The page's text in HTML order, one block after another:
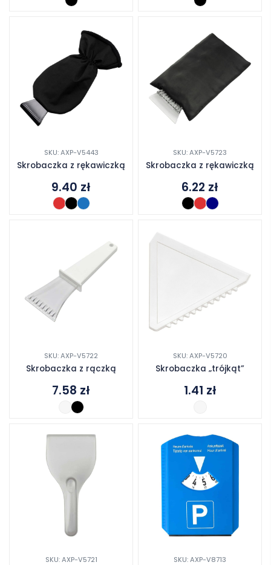
SKU: AXP-V5443
Skrobaczka z rękawiczką
9.40 zł
SKU: AXP-V5723
Skrobaczka z rękawiczką
6.22 zł
SKU: AXP-V5722
Skrobaczka z rączką
7.58 zł
SKU: AXP-V5720
Skrobaczka „trójkąt”
1.41 zł
SKU: AXP-V5721 SKU: AXP-V8713